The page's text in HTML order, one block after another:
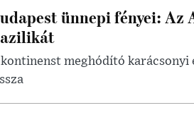
ünnepi fényei: Az
meghódító karácsonyi